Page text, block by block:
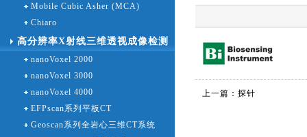
Mobile Cubic Asher (MCA)
Chiaro
高分辨率X射线三维透视成像检测
设备nanoVoxel 2000
nanoVoxel 3000
nanoVoxel 4000
EFPscan系列平板CT
Geoscan系列全岩心三维CT系统
上一篇： 探针